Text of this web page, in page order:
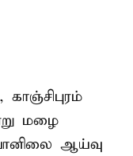
மழை
ஆய்வு